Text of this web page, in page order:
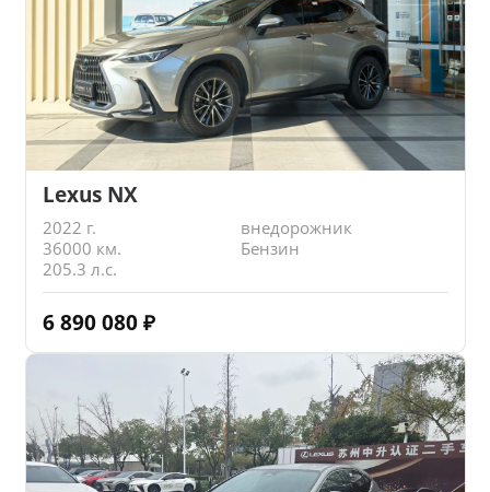
Lexus NX
2022 г.
внедорожник
36000 км.
Бензин
205.3 л.с.
6 890 080 ₽